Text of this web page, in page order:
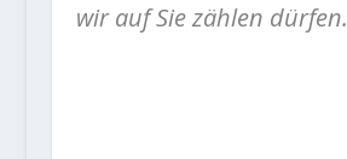
wir auf Sie zählen dürfen.